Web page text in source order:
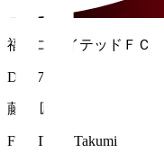
福島ユナイテッドＦＣ
DF 17
藤谷 匠
FUJITANI Takumi